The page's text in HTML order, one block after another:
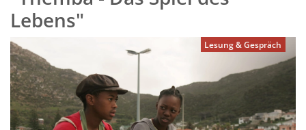
Lebens"
Lesung & Gespräch